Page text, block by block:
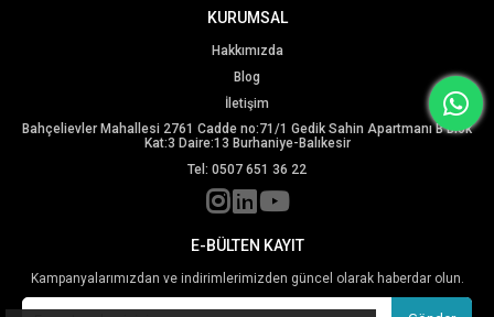
KURUMSAL
Hakkımızda
Blog
İletişim
Bahçelievler Mahallesi 2761 Cadde no:71/1 Gedik Sahin Apartmanı B Blok
Kat:3 Daire:13 Burhaniye-Balıkesir
Tel: 0507 651 36 22
E-BÜLTEN KAYIT
Kampanyalarımızdan ve indirimlerimizden güncel olarak haberdar olun.